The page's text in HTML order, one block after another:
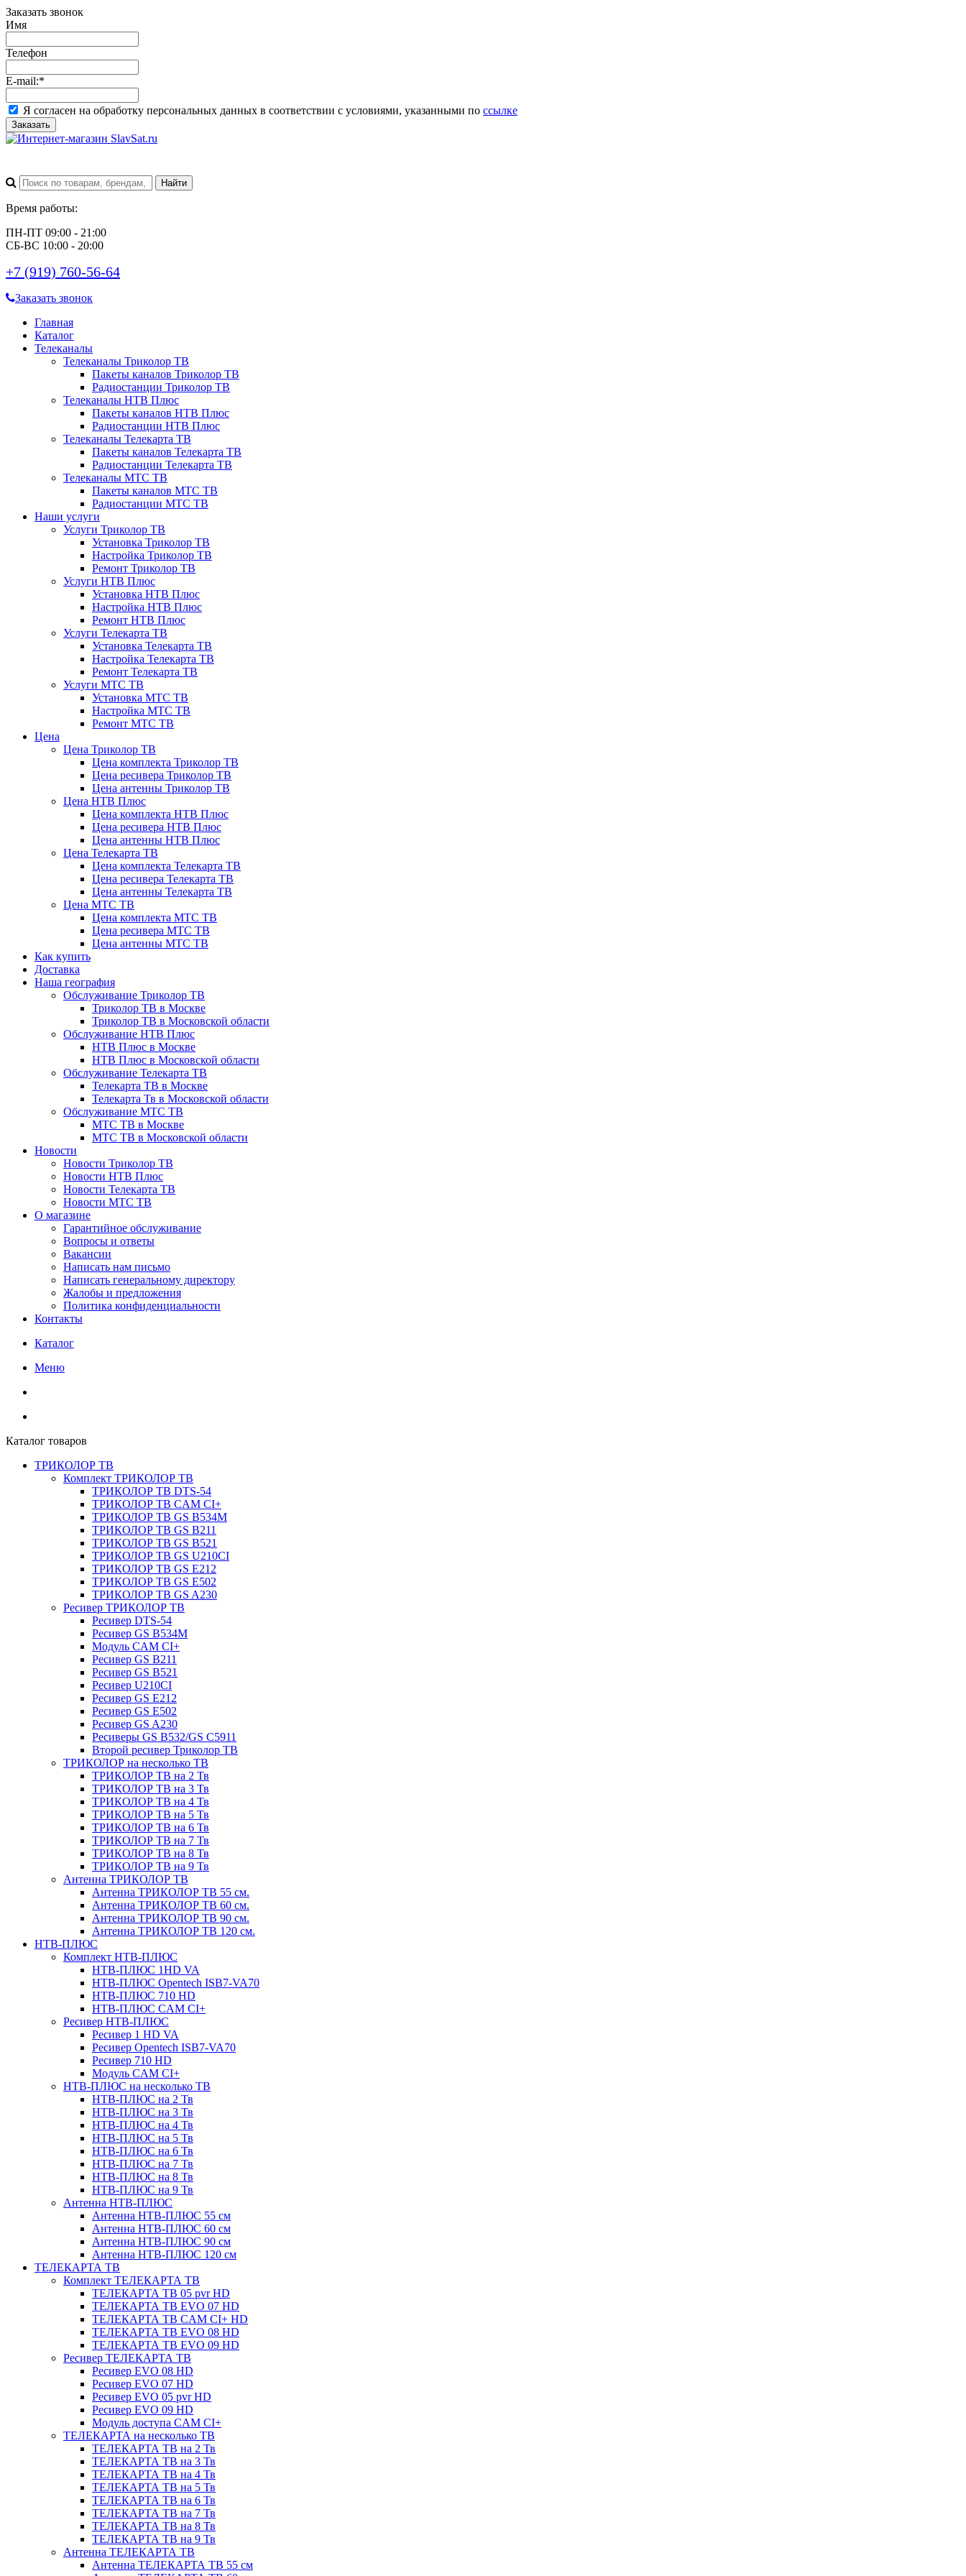
Заказать звонок
Имя
Телефон
E-mail:*
Я согласен на обработку персональных данных в соответствии с условиями, указанными по ссылке
Заказать
Время работы:
ПН-ПТ 09:00 - 21:00
СБ-ВС 10:00 - 20:00
+7 (919) 760-56-64
Заказать звонок
Главная
Каталог
Телеканалы
Телеканалы Триколор ТВ
Пакеты каналов Триколор ТВ
Радиостанции Триколор ТВ
Телеканалы НТВ Плюс
Пакеты каналов НТВ Плюс
Радиостанции НТВ Плюс
Телеканалы Телекарта ТВ
Пакеты каналов Телекарта ТВ
Радиостанции Телекарта ТВ
Телеканалы МТС ТВ
Пакеты каналов МТС ТВ
Радиостанции МТС ТВ
Наши услуги
Услуги Триколор ТВ
Установка Триколор ТВ
Настройка Триколор ТВ
Ремонт Триколор ТВ
Услуги НТВ Плюс
Установка НТВ Плюс
Настройка НТВ Плюс
Ремонт НТВ Плюс
Услуги Телекарта ТВ
Установка Телекарта ТВ
Настройка Телекарта ТВ
Ремонт Телекарта ТВ
Услуги МТС ТВ
Установка МТС ТВ
Настройка МТС ТВ
Ремонт МТС ТВ
Цена
Цена Триколор ТВ
Цена комплекта Триколор ТВ
Цена ресивера Триколор ТВ
Цена антенны Триколор ТВ
Цена НТВ Плюс
Цена комплекта НТВ Плюс
Цена ресивера НТВ Плюс
Цена антенны НТВ Плюс
Цена Телекарта ТВ
Цена комплекта Телекарта ТВ
Цена ресивера Телекарта ТВ
Цена антенны Телекарта ТВ
Цена МТС ТВ
Цена комплекта МТС ТВ
Цена ресивера МТС ТВ
Цена антенны МТС ТВ
Как купить
Доставка
Наша география
Обслуживание Триколор ТВ
Триколор ТВ в Москве
Триколор ТВ в Московской области
Обслуживание НТВ Плюс
НТВ Плюс в Москве
НТВ Плюс в Московской области
Обслуживание Телекарта ТВ
Телекарта ТВ в Москве
Телекарта Тв в Московской области
Обслуживание МТС ТВ
МТС ТВ в Москве
МТС ТВ в Московской области
Новости
Новости Триколор ТВ
Новости НТВ Плюс
Новости Телекарта ТВ
Новости МТС ТВ
О магазине
Гарантийное обслуживание
Вопросы и ответы
Вакансии
Написать нам письмо
Написать генеральному директору
Жалобы и предложения
Политика конфиденциальности
Контакты
Каталог
Меню
Каталог товаров
ТРИКОЛОР ТВ
Комплект ТРИКОЛОР ТВ
ТРИКОЛОР ТВ DTS-54
ТРИКОЛОР ТВ CAM CI+
ТРИКОЛОР ТВ GS B534M
ТРИКОЛОР ТВ GS B211
ТРИКОЛОР ТВ GS B521
ТРИКОЛОР ТВ GS U210CI
ТРИКОЛОР ТВ GS E212
ТРИКОЛОР ТВ GS E502
ТРИКОЛОР ТВ GS A230
Ресивер ТРИКОЛОР ТВ
Ресивер DTS-54
Ресивер GS B534M
Модуль CAM CI+
Ресивер GS B211
Ресивер GS B521
Ресивер U210CI
Ресивер GS E212
Ресивер GS E502
Ресивер GS A230
Ресиверы GS B532/GS C5911
Второй ресивер Триколор ТВ
ТРИКОЛОР на несколько ТВ
ТРИКОЛОР ТВ на 2 Тв
ТРИКОЛОР ТВ на 3 Тв
ТРИКОЛОР ТВ на 4 Тв
ТРИКОЛОР ТВ на 5 Тв
ТРИКОЛОР ТВ на 6 Тв
ТРИКОЛОР ТВ на 7 Тв
ТРИКОЛОР ТВ на 8 Тв
ТРИКОЛОР ТВ на 9 Тв
Антенна ТРИКОЛОР ТВ
Антенна ТРИКОЛОР ТВ 55 см.
Антенна ТРИКОЛОР ТВ 60 см.
Антенна ТРИКОЛОР ТВ 90 см.
Антенна ТРИКОЛОР ТВ 120 см.
НТВ-ПЛЮС
Комплект НТВ-ПЛЮС
НТВ-ПЛЮС 1HD VA
НТВ-ПЛЮС Opentech ISB7-VA70
НТВ-ПЛЮС 710 HD
НТВ-ПЛЮС CAM CI+
Ресивер НТВ-ПЛЮС
Ресивер 1 HD VA
Ресивер Opentech ISB7-VA70
Ресивер 710 HD
Модуль CAM CI+
НТВ-ПЛЮС на несколько ТВ
НТВ-ПЛЮС на 2 Тв
НТВ-ПЛЮС на 3 Тв
НТВ-ПЛЮС на 4 Тв
НТВ-ПЛЮС на 5 Тв
НТВ-ПЛЮС на 6 Тв
НТВ-ПЛЮС на 7 Тв
НТВ-ПЛЮС на 8 Тв
НТВ-ПЛЮС на 9 Тв
Антенна НТВ-ПЛЮС
Антенна НТВ-ПЛЮС 55 см
Антенна НТВ-ПЛЮС 60 см
Антенна НТВ-ПЛЮС 90 см
Антенна НТВ-ПЛЮС 120 см
ТЕЛЕКАРТА ТВ
Комплект ТЕЛЕКАРТА ТВ
ТЕЛЕКАРТА ТВ 05 pvr HD
ТЕЛЕКАРТА ТВ EVO 07 HD
ТЕЛЕКАРТА ТВ CAM CI+ HD
ТЕЛЕКАРТА ТВ EVO 08 HD
ТЕЛЕКАРТА ТВ EVO 09 HD
Ресивер ТЕЛЕКАРТА ТВ
Ресивер EVO 08 HD
Ресивер EVO 07 HD
Ресивер EVO 05 pvr HD
Ресивер EVO 09 HD
Модуль доступа CAM CI+
ТЕЛЕКАРТА на несколько ТВ
ТЕЛЕКАРТА ТВ на 2 Тв
ТЕЛЕКАРТА ТВ на 3 Тв
ТЕЛЕКАРТА ТВ на 4 Тв
ТЕЛЕКАРТА ТВ на 5 Тв
ТЕЛЕКАРТА ТВ на 6 Тв
ТЕЛЕКАРТА ТВ на 7 Тв
ТЕЛЕКАРТА ТВ на 8 Тв
ТЕЛЕКАРТА ТВ на 9 Тв
Антенна ТЕЛЕКАРТА ТВ
Антенна ТЕЛЕКАРТА ТВ 55 см